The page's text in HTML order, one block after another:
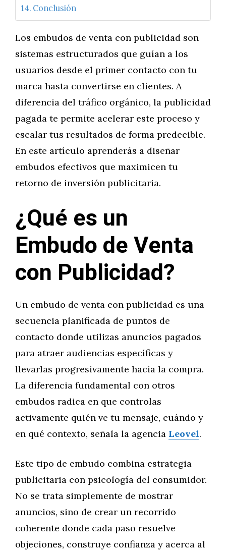
Conclusión
Los embudos de venta con publicidad son
sistemas estructurados que guían a los
usuarios desde el primer contacto con tu
marca hasta convertirse en clientes. A
diferencia del tráfico orgánico, la publicidad
pagada te permite acelerar este proceso y
escalar tus resultados de forma predecible.
En este artículo aprenderás a diseñar
embudos efectivos que maximicen tu
retorno de inversión publicitaria.
¿Qué es un
Embudo de Venta
con Publicidad?
Un embudo de venta con publicidad es una
secuencia planificada de puntos de
contacto donde utilizas anuncios pagados
para atraer audiencias específicas y
llevarlas progresivamente hacia la compra.
La diferencia fundamental con otros
embudos radica en que controlas
activamente quién ve tu mensaje, cuándo y
en qué contexto, señala la agencia Leovel.
Este tipo de embudo combina estrategia
publicitaria con psicología del consumidor.
No se trata simplemente de mostrar
anuncios, sino de crear un recorrido
coherente donde cada paso resuelve
objeciones, construye confianza y acerca al